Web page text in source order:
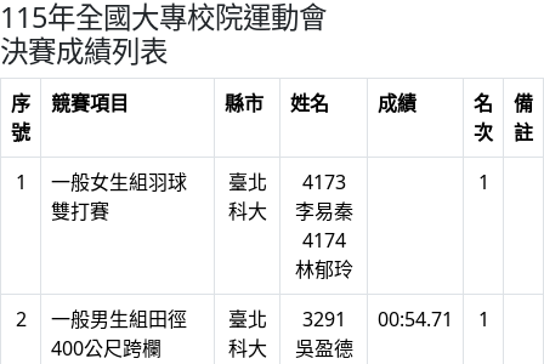
115年全國大專校院運動會
決賽成績列表
序
號
競賽項目 縣市 姓名 成績
名
次
備
註
1
一般女生組羽球
雙打賽
臺北
科大
4173
李易秦
4174
林郁玲
1
2
一般男生組田徑
400公尺跨欄
臺北
科大
3291
吳盈德
00:54.71 1